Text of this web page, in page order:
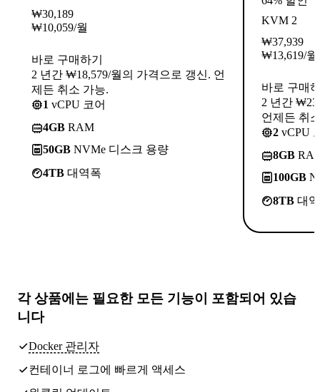
₩30,189
₩10,059/월
바로 구매하기
2 년간 ₩18,579/월의 가격으로 갱신. 언
제든 취소 가능.
1 vCPU 코어
4GB RAM
50GB NVMe 디스크 용량
4TB 대역폭
KVM 2
₩37,939
₩13,619/월
바로 구매
2 년간
언제든 취
2 vCPU
8GB
100GB
8TB 대
각 상품에는 필요한 모든 기능이 포함되어 있습
니다
Docker 관리자
컨테이너 로그에 빠르게 액세스